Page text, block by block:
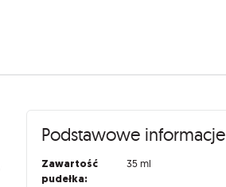
Podstawowe informacje
Zawartość
pudełka:
35 ml